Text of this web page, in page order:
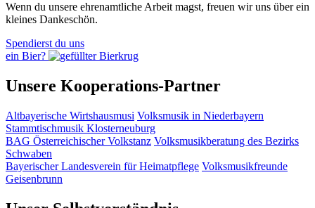
Wenn du unsere ehrenamtliche Arbeit magst, freuen wir uns über ein
kleines Dankeschön.
Spendierst du uns
ein Bier?
Unsere Kooperations-Partner
Altbayerische Wirtshausmusi Volksmusik in Niederbayern
Stammtischmusik Klosterneuburg
BAG Österreichischer Volkstanz Volksmusikberatung des Bezirks
Schwaben
Bayerischer Landesverein für Heimatpflege Volksmusikfreunde
Geisenbrunn